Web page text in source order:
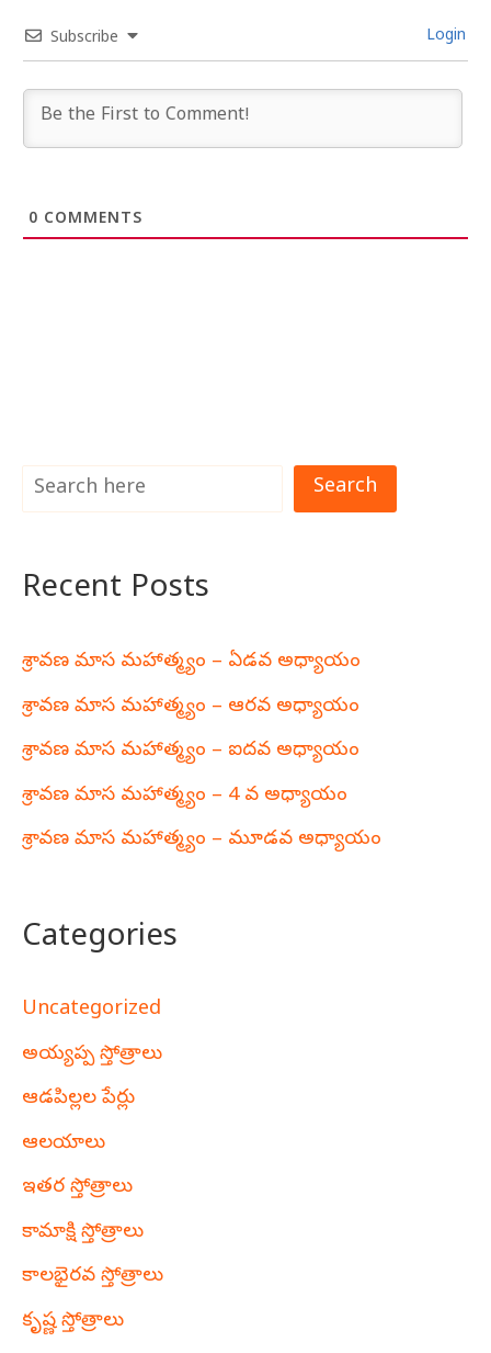
Subscribe Login
0 COMMENTS
Search
Recent Posts
శ్రావణ మాస మహాత్మ్యం – ఏడవ అధ్యాయం
శ్రావణ మాస మహాత్మ్యం – ఆరవ అధ్యాయం
శ్రావణ మాస మహాత్మ్యం – ఐదవ అధ్యాయం
శ్రావణ మాస మహాత్మ్యం – 4 వ అధ్యాయం
శ్రావణ మాస మహాత్మ్యం – మూడవ అధ్యాయం
Categories
Uncategorized
అయ్యప్ప స్తోత్రాలు
ఆడపిల్లల పేర్లు
ఆలయాలు
ఇతర స్తోత్రాలు
కామాక్షి స్తోత్రాలు
కాలభైరవ స్తోత్రాలు
కృష్ణ స్తోత్రాలు